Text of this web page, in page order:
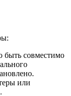
быть совместимо
или